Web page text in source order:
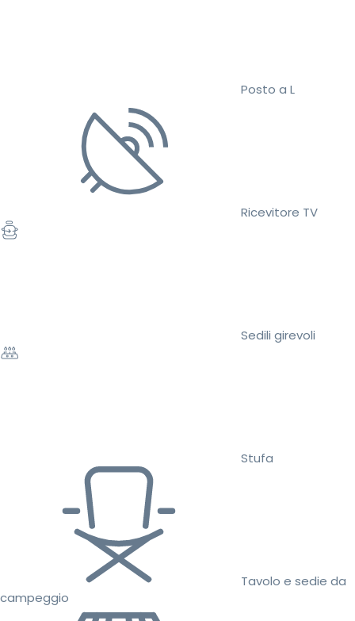
Posto a L
Ricevitore TV
Sedili girevoli
Stufa
Tavolo e sedie da
campeggio